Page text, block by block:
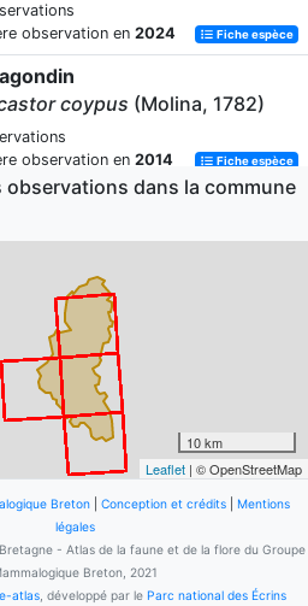
observation en 2024 Fiche espèce
coypus (Molina, 1782)
observation en 2014 Fiche espèce
musqué
observation en
d'Europe
barbastellus
1774)
observation en
Fiche espèce
Kaup, 1829
observation en
observations dans la commune
10 km
Leaflet | © OpenStreetMap
Breton Conception et crédits
Mentions
légales
- Atlas de la faune et de la flore du Groupe
Breton, 2021
atlas, développé par le Parc national des Écrins